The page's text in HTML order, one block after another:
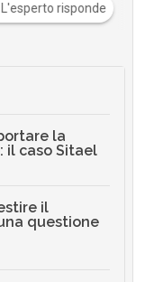
L'esperto risponde
la
il caso Sitael
il
questione